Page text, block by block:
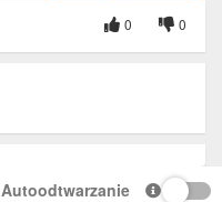
0
0
Autoodtwarzanie